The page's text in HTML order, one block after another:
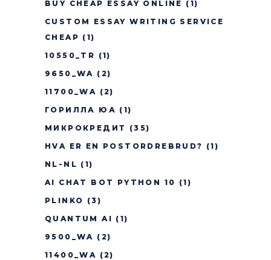
BUY CHEAP ESSAY ONLINE (1)
CUSTOM ESSAY WRITING SERVICE
CHEAP (1)
10550_TR (1)
9650_WA (2)
11700_WA (2)
ГОРИЛЛА ЮА (1)
МИКРОКРЕДИТ
(35)
HVA ER EN POSTORDREBRUD? (1)
NL-NL (1)
AI CHAT BOT PYTHON 10 (1)
PLINKO (3)
QUANTUM AI (1)
9500_WA (2)
11400_WA (2)